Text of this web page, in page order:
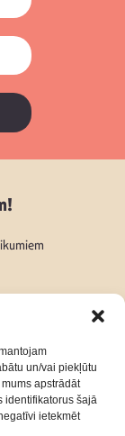
un/vai piekļūtu
apstrādāt
identifikatorus šajā
ietekmēt